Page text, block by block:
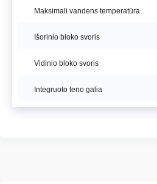
Maksimali vandens temperatūra
Išorinio bloko svoris
Vidinio bloko svoris
Integruoto teno galia